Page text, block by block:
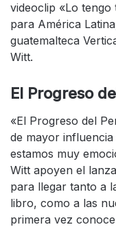
videoclip «Lo
para América
guatemalteca
Witt.
El Progreso
«El Progreso del
de mayor influencia
estamos muy
Witt apoyen el
para llegar tanto a
libro, como a las
primera vez